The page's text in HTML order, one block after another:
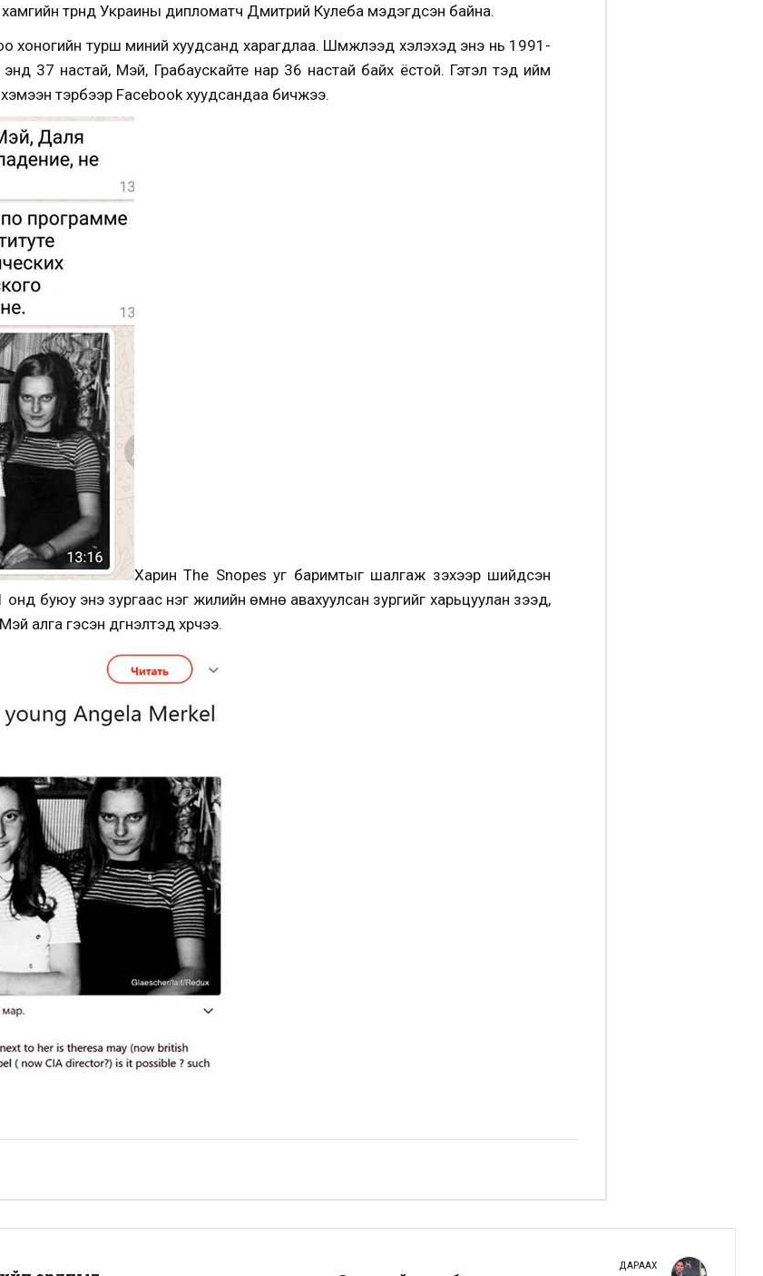
түрүүнд Украины дипломатч Дмитрий Кулеба мэдэгдсэн байна.
хоногийн турш миний хуудсанд харагдлаа. Шүүмжлээд хэлэхэд энэ нь 1991-
37 настай, Мэй, Грабаускайте нар 36 настай байх ёстой. Гэтэл тэд ийм
хэмээн тэрбээр Facebook хуудсандаа бичжээ.
Харин The Snopes уг баримтыг шалгаж үзэхээр шийдсэн
онд буюу энэ зургаас нэг жилийн өмнө авахуулсан зургийг харьцуулан үзээд,
алга гэсэн дүгнэлтэд хүрчээ.
ДАРААХ